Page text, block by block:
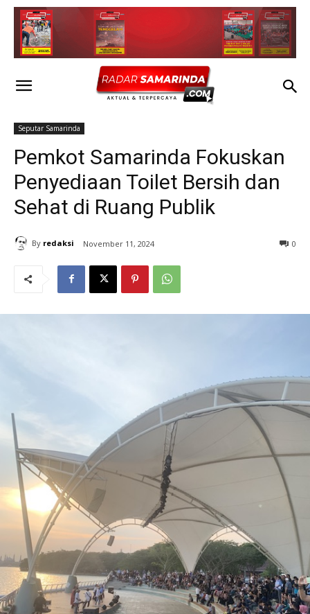
Seputar Samarinda
Pemkot Samarinda Fokuskan
Penyediaan Toilet Bersih dan
Sehat di Ruang Publik
By redaksi November 11, 2024 0